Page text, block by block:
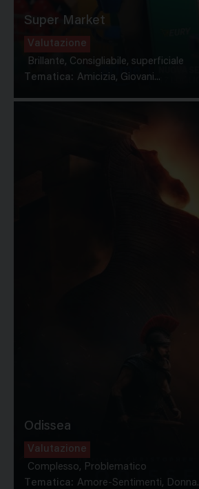
Super Market
Valutazione
Brillante, Consigliabile, superficiale
Tematica: Amicizia, Giovani...
Odissea
Valutazione
Complesso, Problematico
Tematica: Amore-Sentimenti,